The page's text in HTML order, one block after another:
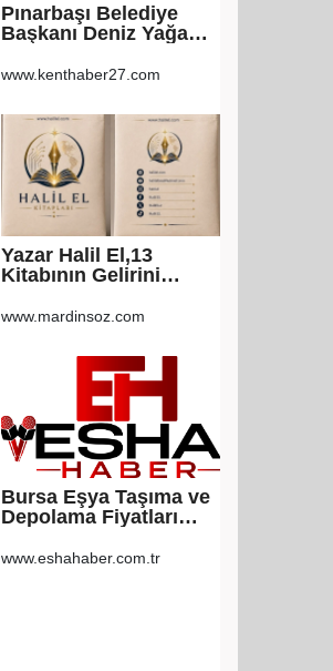
Pınarbaşı Belediye
Başkanı Deniz Yağan,
www.kenthaber27.com
Yazar Halil El,13
Kitabının Gelirini
www.mardinsoz.com
Bursa Eşya Taşıma ve
Depolama Fiyatları
İçin Bilinmesi
www.eshahaber.com.tr